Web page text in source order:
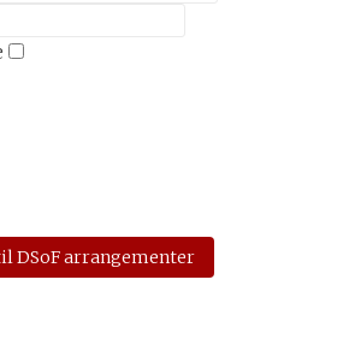
DSoF arrangementer